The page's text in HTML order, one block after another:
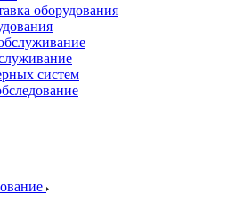
оборудования
систем